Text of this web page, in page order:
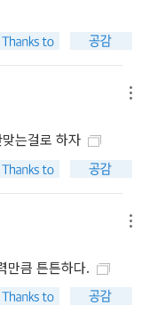
는걸로 하자
만큼 튼튼하다.